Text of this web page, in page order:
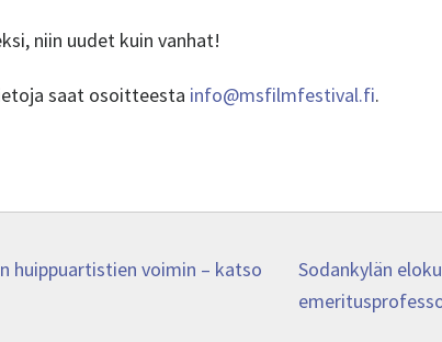
niin uudet kuin vanhat!
saat osoitteesta info@msfilmfestival.fi.
huippuartistien voimin – katso
Next
post:
Sodankylän